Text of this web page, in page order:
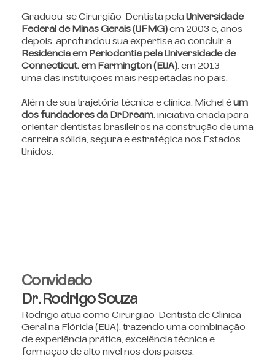
Graduou-se Cirurgião-Dentista pelaUniversidade
Federal de Minas Gerais (UFMG)em 2003 e, anos
depois, aprofundou sua expertise ao concluir a
Residência em Periodontia pela Universidade de
Connecticut, em Farmington (EUA), em 2013 —
uma das instituições mais respeitadas no país.
Além de sua trajetória técnica e clínica, Michel éum
dos fundadores da DrDream, iniciativa criada para
orientar dentistas brasileiros na construção de uma
carreira sólida, segura e estratégica nos Estados
Unidos.
Convidado
Dr. Rodrigo Souza
Rodrigo atua como Cirurgião-Dentista de Clínica
Geral na Flórida (EUA), trazendo uma combinação
de experiência prática, excelência técnica e
formação de alto nível nos dois países.